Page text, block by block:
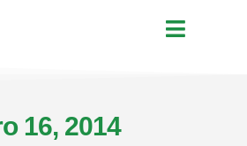
16, 2014